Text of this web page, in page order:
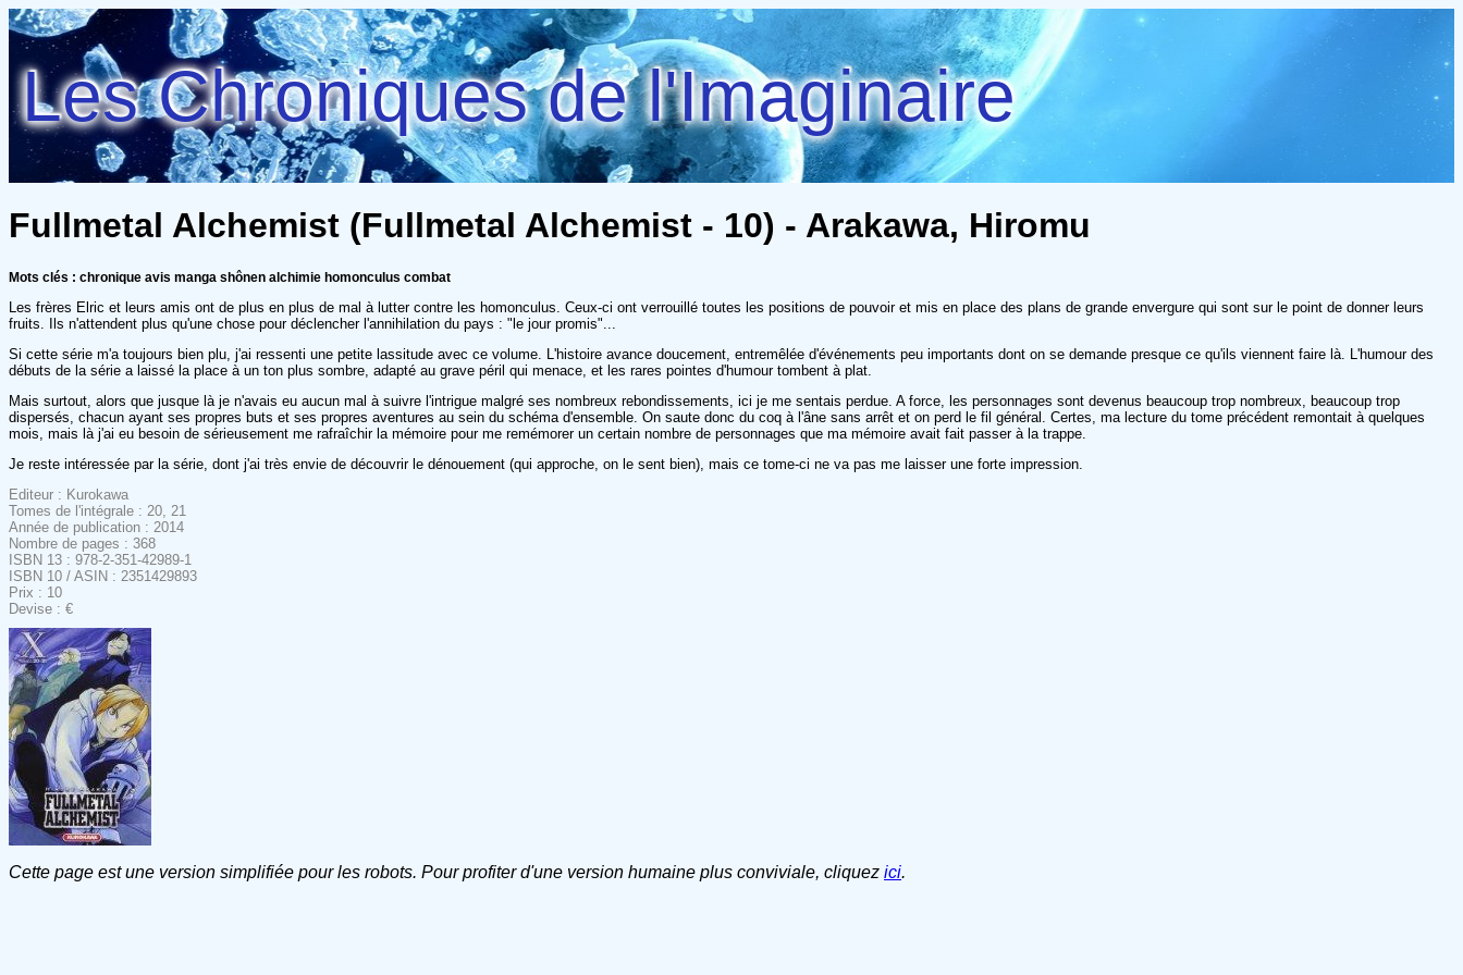
Les Chroniques de l'Imaginaire
Fullmetal Alchemist (Fullmetal Alchemist - 10) - Arakawa, Hiromu
Mots clés : chronique avis manga shônen alchimie homonculus combat
Les frères Elric et leurs amis ont de plus en plus de mal à lutter contre les homonculus. Ceux-ci ont verrouillé toutes les positions de pouvoir et mis en place des plans de grande envergure qui sont sur le point de donner leurs
fruits. Ils n'attendent plus qu'une chose pour déclencher l'annihilation du pays : "le jour promis"...
Si cette série m'a toujours bien plu, j'ai ressenti une petite lassitude avec ce volume. L'histoire avance doucement, entremêlée d'événements peu importants dont on se demande presque ce qu'ils viennent faire là. L'humour des
débuts de la série a laissé la place à un ton plus sombre, adapté au grave péril qui menace, et les rares pointes d'humour tombent à plat.
Mais surtout, alors que jusque là je n'avais eu aucun mal à suivre l'intrigue malgré ses nombreux rebondissements, ici je me sentais perdue. A force, les personnages sont devenus beaucoup trop nombreux, beaucoup trop
dispersés, chacun ayant ses propres buts et ses propres aventures au sein du schéma d'ensemble. On saute donc du coq à l'âne sans arrêt et on perd le fil général. Certes, ma lecture du tome précédent remontait à quelques
mois, mais là j'ai eu besoin de sérieusement me rafraîchir la mémoire pour me remémorer un certain nombre de personnages que ma mémoire avait fait passer à la trappe.
Je reste intéressée par la série, dont j'ai très envie de découvrir le dénouement (qui approche, on le sent bien), mais ce tome-ci ne va pas me laisser une forte impression.
Editeur : Kurokawa
Tomes de l'intégrale : 20, 21
Année de publication : 2014
Nombre de pages : 368
ISBN 13 : 978-2-351-42989-1
ISBN 10 / ASIN : 2351429893
Prix : 10
Devise : €
Cette page est une version simplifiée pour les robots. Pour profiter d'une version humaine plus conviviale, cliquez ici.